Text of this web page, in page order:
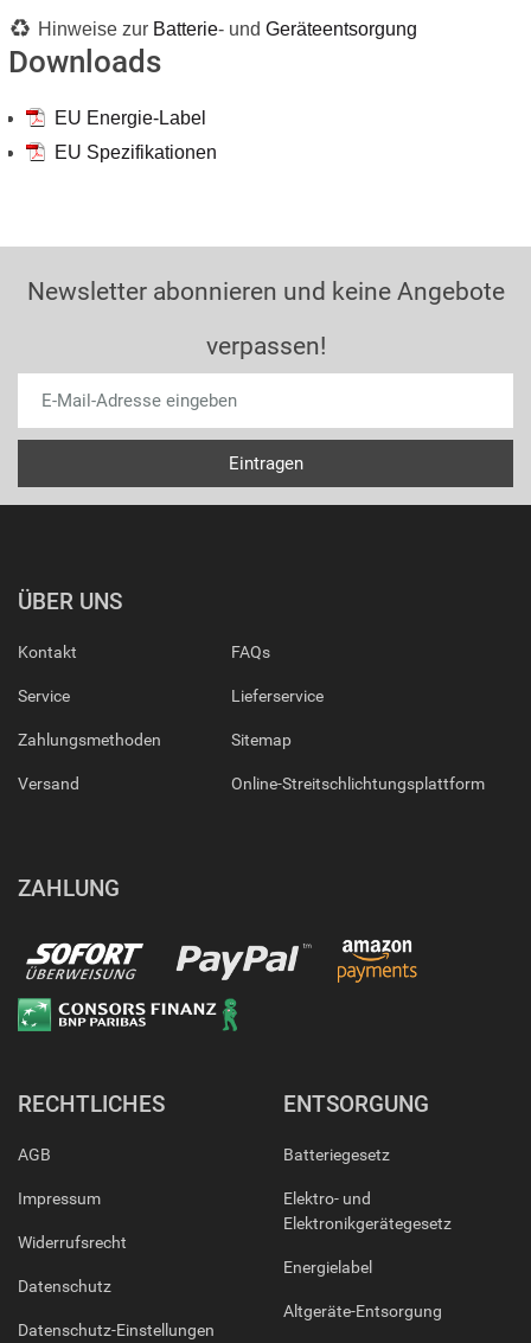
Hinweise zur Batterie- und Geräteentsorgung
Downloads
EU Energie-Label
EU Spezifikationen
Newsletter abonnieren und keine Angebote
verpassen!
ÜBER UNS
Kontakt
Service
Zahlungsmethoden
Versand
FAQs
Lieferservice
Sitemap
Online-Streitschlichtungsplattform
ZAHLUNG
RECHTLICHES
AGB
Impressum
Widerrufsrecht
Datenschutz
Datenschutz-Einstellungen
ENTSORGUNG
Batteriegesetz
Elektro- und
Elektronikgerätegesetz
Energielabel
Altgeräte-Entsorgung